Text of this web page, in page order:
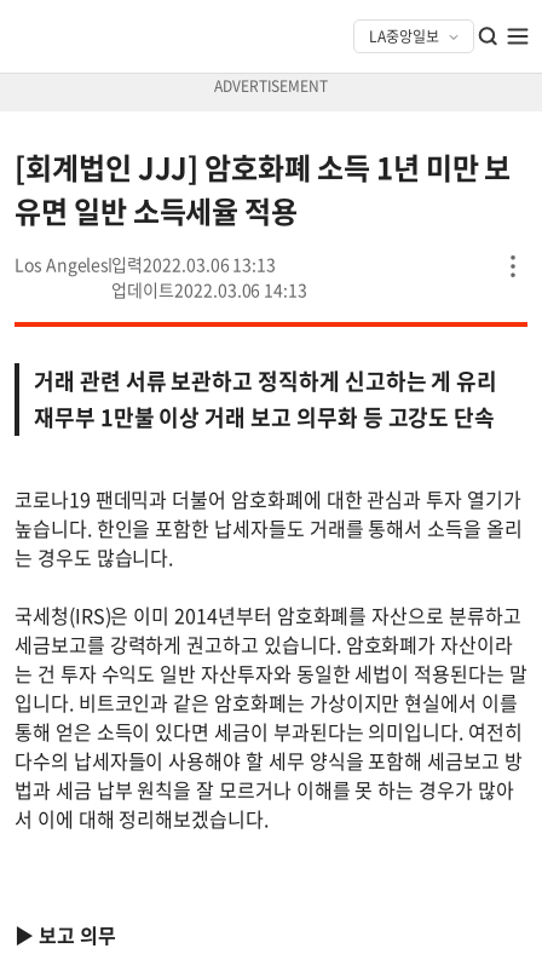
[회계법인 JJJ] 암호화폐 소득 1년 미만 보
유면 일반 소득세율 적용
Los Angeles
2022.03.06 13:13
2022.03.06 14:13
거래 관련 서류 보관하고 정직하게 신고하는 게 유리
재무부 1만불 이상 거래 보고 의무화 등 고강도 단속
코로나19 팬데믹과 더불어 암호화폐에 대한 관심과 투자 열기가
높습니다. 한인을 포함한 납세자들도 거래를 통해서 소득을 올리
는 경우도 많습니다.
국세청(IRS)은 이미 2014년부터 암호화폐를 자산으로 분류하고
세금보고를 강력하게 권고하고 있습니다. 암호화폐가 자산이라
는 건 투자 수익도 일반 자산투자와 동일한 세법이 적용된다는 말
입니다. 비트코인과 같은 암호화폐는 가상이지만 현실에서 이를
통해 얻은 소득이 있다면 세금이 부과된다는 의미입니다. 여전히
다수의 납세자들이 사용해야 할 세무 양식을 포함해 세금보고 방
법과 세금 납부 원칙을 잘 모르거나 이해를 못 하는 경우가 많아
서 이에 대해 정리해보겠습니다.
▶ 보고 의무